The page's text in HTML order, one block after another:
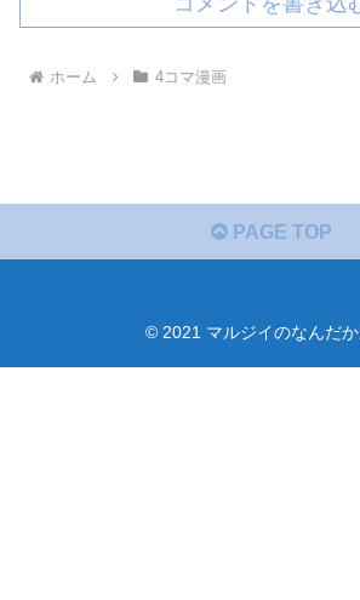
ホーム 4コマ漫画
PAGE TOP
© 2021 マルジイのなんだか